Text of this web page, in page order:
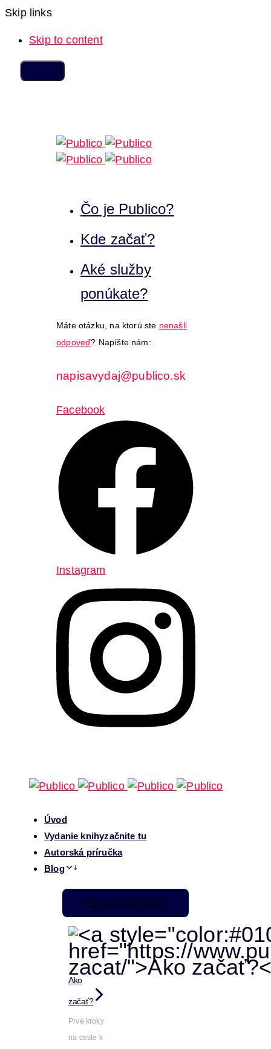
Skip links
Skip to content
Čo je Publico?
Kde začať?
Aké služby
ponúkate?
Máte otázku, na ktorú ste nenašli
odpoveď? Napíšte nám:
napisavydaj@publico.sk
Facebook
Instagram
Úvod
Vydanie knihyzačnite tu
Autorská príručka
Blog
Pre začiatočníkov
Ako
začať?
Prvé kroky
na ceste k